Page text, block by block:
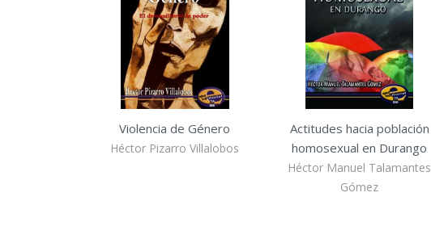
Violencia de Género
Héctor Pizarro Villalobos
Actitudes hacia población
homosexual en Durango
Héctor Manuel Talamantes
Gómez